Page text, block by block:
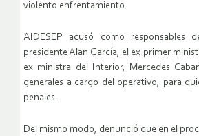
violento enfrentamiento.
AIDESEP acusó como responsables
presidente Alan García, el ex primer
ex ministra del Interior, Mercedes
generales a cargo del operativo, para
penales.
Del mismo modo, denunció que en el